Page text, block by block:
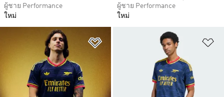
ผู้ชาย Performance
ใหม่
ผู้ชาย Performance
ใหม่
เพิ่มไปยังรายการสินค้าโปรด